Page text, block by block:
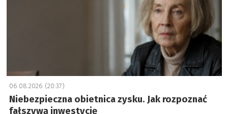
06.08.2026 (20:37)
Niebezpieczna obietnica zysku. Jak rozpoznać
fałszywą inwestycję